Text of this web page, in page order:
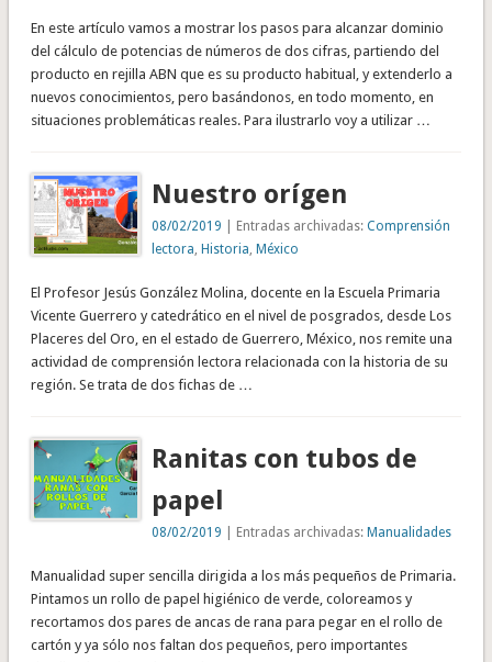
En este artículo vamos a mostrar los pasos para alcanzar dominio
del cálculo de potencias de números de dos cifras, partiendo del
producto en rejilla ABN que es su producto habitual, y extenderlo a
nuevos conocimientos, pero basándonos, en todo momento, en
situaciones problemáticas reales. Para ilustrarlo voy a utilizar …
Nuestro orígen
08/02/2019 | Entradas archivadas:Comprensión
lectora ,Historia ,México
El Profesor Jesús González Molina, docente en la Escuela Primaria
Vicente Guerrero y catedrático en el nivel de posgrados, desde Los
Placeres del Oro, en el estado de Guerrero, México, nos remite una
actividad de comprensión lectora relacionada con la historia de su
región. Se trata de dos fichas de …
Ranitas con tubos de
papel
08/02/2019 | Entradas archivadas:Manualidades
Manualidad super sencilla dirigida a los más pequeños de Primaria.
Pintamos un rollo de papel higiénico de verde, coloreamos y
recortamos dos pares de ancas de rana para pegar en el rollo de
cartón y ya sólo nos faltan dos pequeños, pero importantes